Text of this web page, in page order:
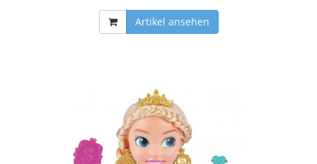
Artikel ansehen